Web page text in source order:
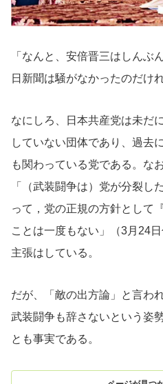
「なんと、安倍晋三はしんぶ
日新聞は騒がなかったのだけ
なにしろ、日本共産党は未だ
していない団体であり、過去
も関わっている党である。な
「（武装闘争は）党が分裂し
って，党の正規の方針として
ことは一度もない」（3月24
主張はしている。
だが、「敵の出方論」と言わ
武装闘争も辞さないという姿
とも事実である。